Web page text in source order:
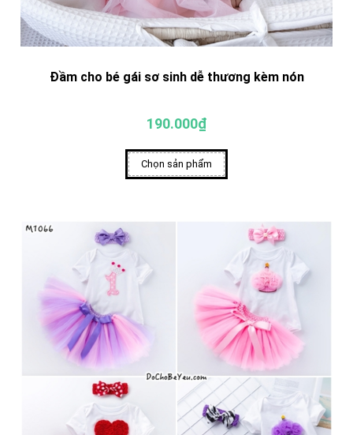
Đầm cho bé gái sơ sinh dễ thương kèm nón
190.000₫
Chọn sản phẩm